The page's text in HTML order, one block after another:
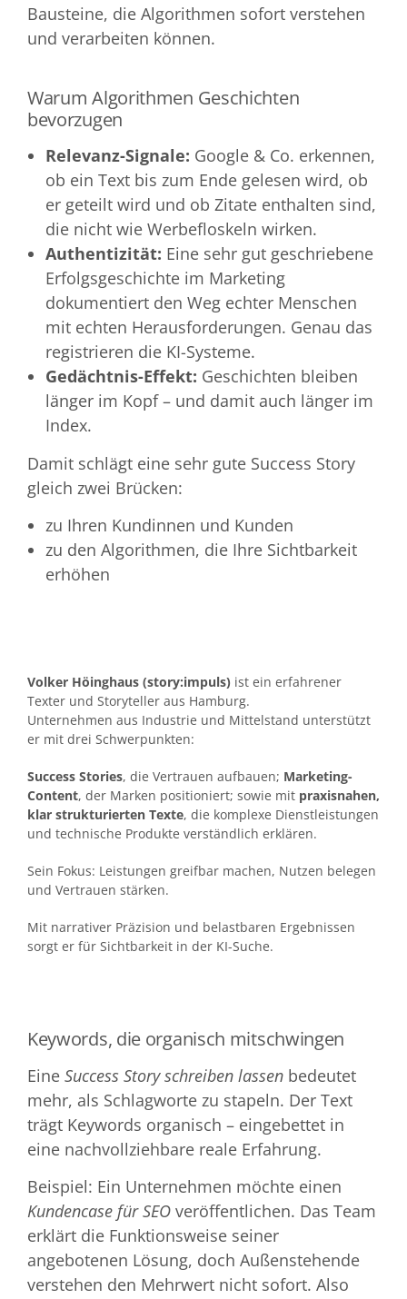
Bausteine, die Algorithmen sofort verstehen
und verarbeiten können.
Warum Algorithmen Geschichten
bevorzugen
Relevanz-Signale: Google & Co. erkennen,
ob ein Text bis zum Ende gelesen wird, ob
er geteilt wird und ob Zitate enthalten sind,
die nicht wie Werbefloskeln wirken.
Authentizität: Eine sehr gut geschriebene
Erfolgsgeschichte im Marketing
dokumentiert den Weg echter Menschen
mit echten Herausforderungen. Genau das
registrieren die KI-Systeme.
Gedächtnis-Effekt: Geschichten bleiben
länger im Kopf – und damit auch länger im
Index.
Damit schlägt eine sehr gute Success Story
gleich zwei Brücken:
zu Ihren Kundinnen und Kunden
zu den Algorithmen, die Ihre Sichtbarkeit
erhöhen
Volker Höinghaus (story:impuls)ist ein erfahrener
Texter und Storyteller aus Hamburg.
Unternehmen aus Industrie und Mittelstand unterstützt
er mit drei Schwerpunkten:
Success Stories, die Vertrauen aufbauen; Marketing-
Content, der Marken positioniert; sowie mit praxisnahen,
klar strukturierten Texte, die komplexe Dienstleistungen
und technische Produkte verständlich erklären.
Sein Fokus: Leistungen greifbar machen, Nutzen belegen
und Vertrauen stärken.
Mit narrativer Präzision und belastbaren Ergebnissen
sorgt er für Sichtbarkeit in der KI-Suche.
Keywords, die organisch mitschwingen
Eine Success Story schreiben lassenbedeutet
mehr, als Schlagworte zu stapeln. Der Text
trägt Keywords organisch – eingebettet in
eine nachvollziehbare reale Erfahrung.
Beispiel: Ein Unternehmen möchte einen
Kundencase für SEOveröffentlichen. Das Team
erklärt die Funktionsweise seiner
angebotenen Lösung, doch Außenstehende
verstehen den Mehrwert nicht sofort. Also